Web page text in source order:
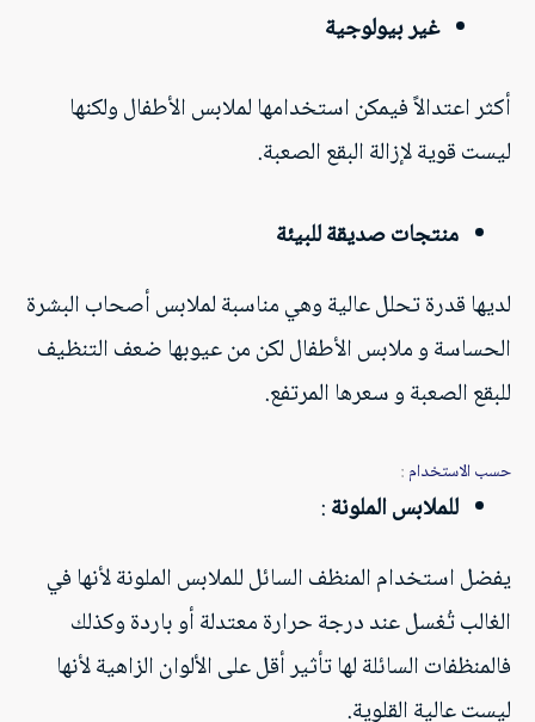
غير بيولوجية
أكثر اعتدالاً فيمكن استخدامها لملابس الأطفال ولكنها
ليست قوية لإزالة البقع الصعبة.
منتجات صديقة للبيئة
لديها قدرة تحلل عالية وهي مناسبة لملابس أصحاب البشرة
الحساسة و ملابس الأطفال لكن من عيوبها ضعف التنظيف
للبقع الصعبة و سعرها المرتفع.
حسب الاستخدام :
للملابس الملونة:
يفضل استخدام المنظف السائل للملابس الملونة لأنها في
الغالب تُغسل عند درجة حرارة معتدلة أو باردة وكذلك
فالمنظفات السائلة لها تأثير أقل على الألوان الزاهية لأنها
ليست عالية القلوية.